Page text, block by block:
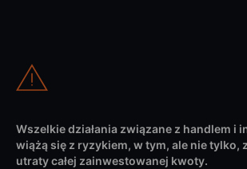
Wszelkie działania związane z handlem i
wiążą się z ryzykiem, w tym, ale nie tylko,
utraty całej zainwestowanej kwoty.